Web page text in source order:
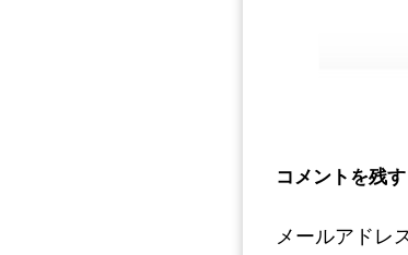
コメントを残す
メールアドレ